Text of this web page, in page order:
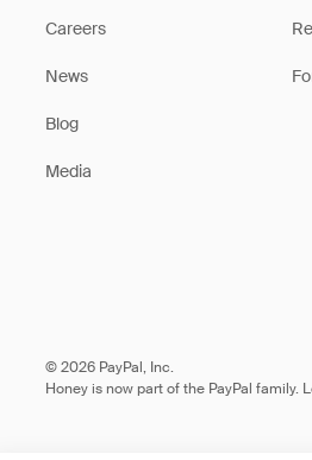
Careers
News
Blog
Media
© 2026 PayPal, Inc.
Honey is now part of the PayPal family.